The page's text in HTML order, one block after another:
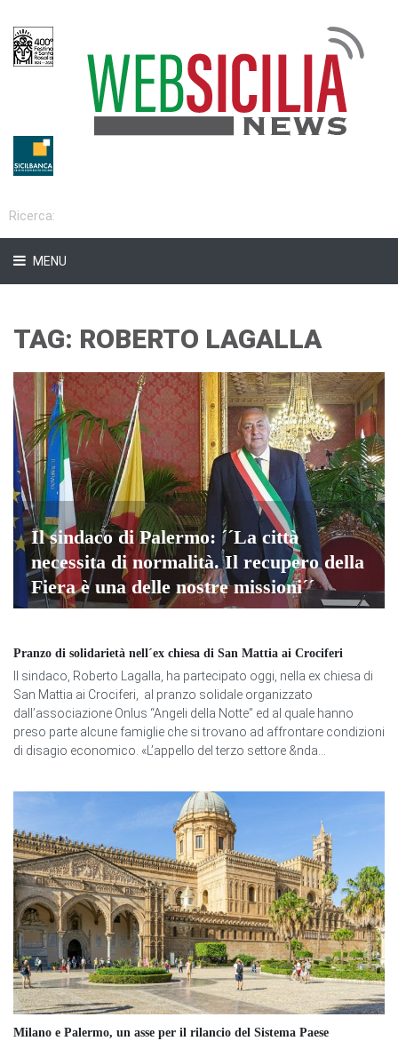
MENU
TAG: ROBERTO LAGALLA
Il sindaco di Palermo: ´´La città
necessita di normalità. Il recupero della
Fiera è una delle nostre missioni´´
Pranzo di solidarietà nell´ex chiesa di San Mattia ai Crociferi
Il sindaco, Roberto Lagalla, ha partecipato oggi, nella ex chiesa di
San Mattia ai Crociferi, al pranzo solidale organizzato
dall’associazione Onlus “Angeli della Notte” ed al quale hanno
preso parte alcune famiglie che si trovano ad affrontare condizioni
di disagio economico. «L’appello del terzo settore &nda...
Milano e Palermo, un asse per il rilancio del Sistema Paese